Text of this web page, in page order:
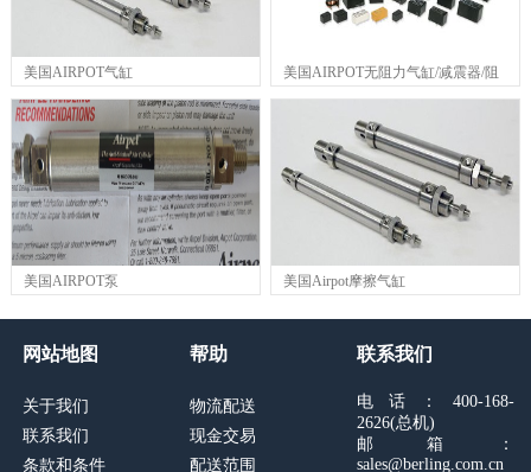
美国AIRPOT气缸
美国AIRPOT无阻力气缸/减震器/阻
尼器
美国AIRPOT泵 美国Airpot摩擦气缸
网站地图
关于我们
联系我们
条款和条件
帮助
物流配送
现金交易
配送范围
联系我们
电话：400-168-
2626(总机)
邮箱：
sales@berling.com.cn